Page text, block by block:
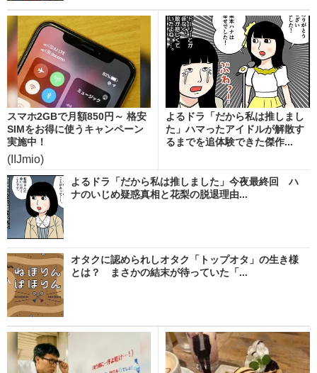
スマホ2GBで月額850円～ 格安
SIMをお得に使うキャンペーン
実施中！
(IIJmio)
よるドラ「だから私は推しまし
た」ハマったアイドルが解散す
るまでを追体験できた傑作...
よるドラ「だから私は推しました」今夜最終回 ハ
ナのいじめ疑惑真相と花梨の脱退理由...
オタクに認められしオタク「トップオタ」の生き様
とは？ まさかの結末が待っていた「...